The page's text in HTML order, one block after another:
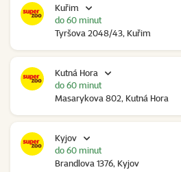
Kuřim
Tyršova 2048/43, Kuřim
do 60 minut
Kutná Hora
Masarykova 802, Kutná Hora
do 60 minut
Kyjov
Brandlova 1376, Kyjov
do 60 minut